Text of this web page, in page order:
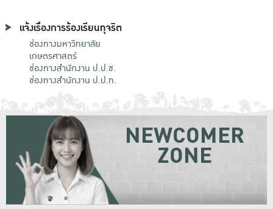
แจ้งเรื่องการร้องเรียนทุจริต
ช่องทางมหาวิทยาลัย
เกษตรศาสตร์
ช่องทางสำนักงาน ป.ป.ช.
ช่องทางสำนักงาน ป.ป.ท.
NEWCOMER
ZONE